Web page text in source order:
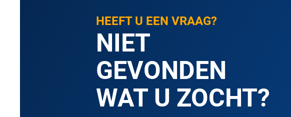
HEEFT U EEN VRAAG?
NIET
GEVONDEN
WAT U ZOCHT?